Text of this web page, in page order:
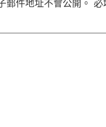
郵件地址不會公開。 必